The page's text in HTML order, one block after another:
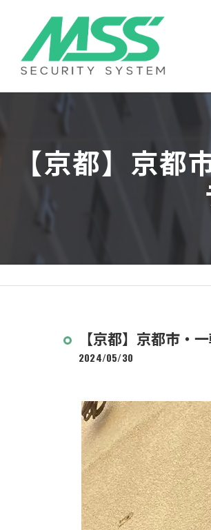
【京都】京
【京都】京都市・
2024/05/30